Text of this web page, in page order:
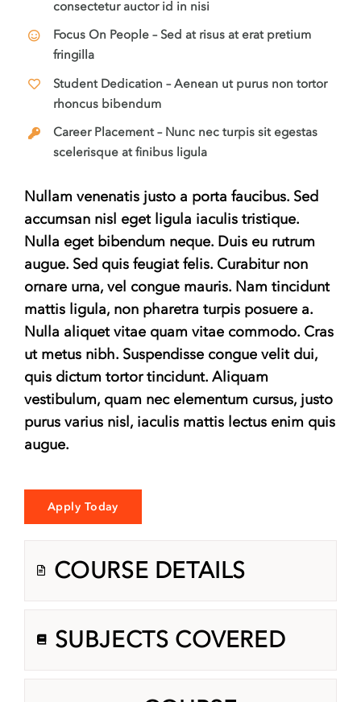
consectetur auctor id in nisi
Focus On People – Sed at risus at erat pretium
fringilla
Student Dedication – Aenean ut purus non tortor
rhoncus bibendum
Career Placement – Nunc nec turpis sit egestas
scelerisque at finibus ligula
Nullam venenatis justo a porta faucibus. Sed
accumsan nisl eget ligula iaculis tristique.
Nulla eget bibendum neque. Duis eu rutrum
augue. Sed quis feugiat felis. Curabitur non
ornare urna, vel congue mauris. Nam tincidunt
mattis ligula, non pharetra turpis posuere a.
Nulla aliquet vitae quam vitae commodo. Cras
ut metus nibh. Suspendisse congue velit dui,
quis dictum tortor tincidunt. Aliquam
vestibulum, quam nec elementum cursus, justo
purus varius nisl, iaculis mattis lectus enim quis
augue.
Apply Today
COURSE DETAILS
SUBJECTS COVERED